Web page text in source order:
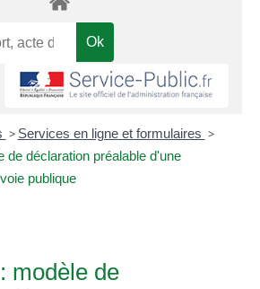
> Services en ligne et formulaires >
de déclaration préalable d'une
publique
modèle de